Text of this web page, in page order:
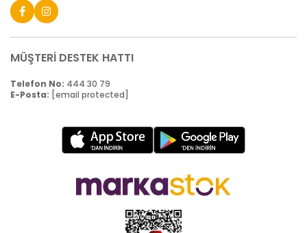
MÜŞTERİ DESTEK HATTI
Telefon No: 444 30 79
E-Posta: [email protected]